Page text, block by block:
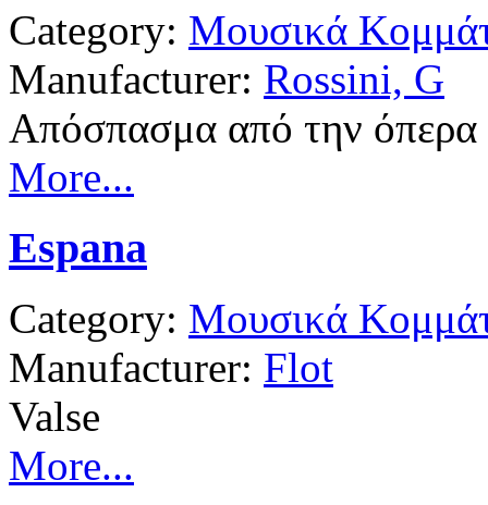
Category: Μουσικά
Manufacturer: Rossini, G
Απόσπασμα από την
More...
Espana
Category: Μουσικά
Manufacturer: Flot
Valse
More...